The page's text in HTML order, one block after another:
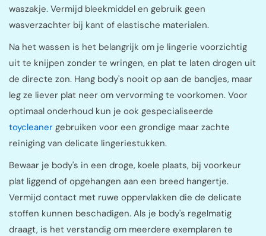
waszakje. Vermijd bleekmiddel en gebruik geen
wasverzachter bij kant of elastische materialen.
Na het wassen is het belangrijk om je lingerie voorzichtig
uit te knijpen zonder te wringen, en plat te laten drogen uit
de directe zon. Hang body's nooit op aan de bandjes, maar
leg ze liever plat neer om vervorming te voorkomen. Voor
optimaal onderhoud kun je ook gespecialiseerde
toycleaner gebruiken voor een grondige maar zachte
reiniging van delicate lingeriestukken.
Bewaar je body's in een droge, koele plaats, bij voorkeur
plat liggend of opgehangen aan een breed hangertje.
Vermijd contact met ruwe oppervlakken die de delicate
stoffen kunnen beschadigen. Als je body's regelmatig
draagt, is het verstandig om meerdere exemplaren te